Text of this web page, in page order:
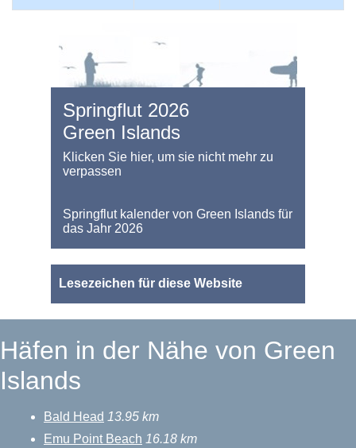
Springflut 2026
Green Islands
Klicken Sie hier, um sie nicht mehr zu
verpassen
Springflut kalender von Green Islands für
das Jahr 2026
Lesezeichen für diese Website
Häfen in der Nähe von Green
Islands
Bald Head 13.95 km
Emu Point Beach 16.18 km